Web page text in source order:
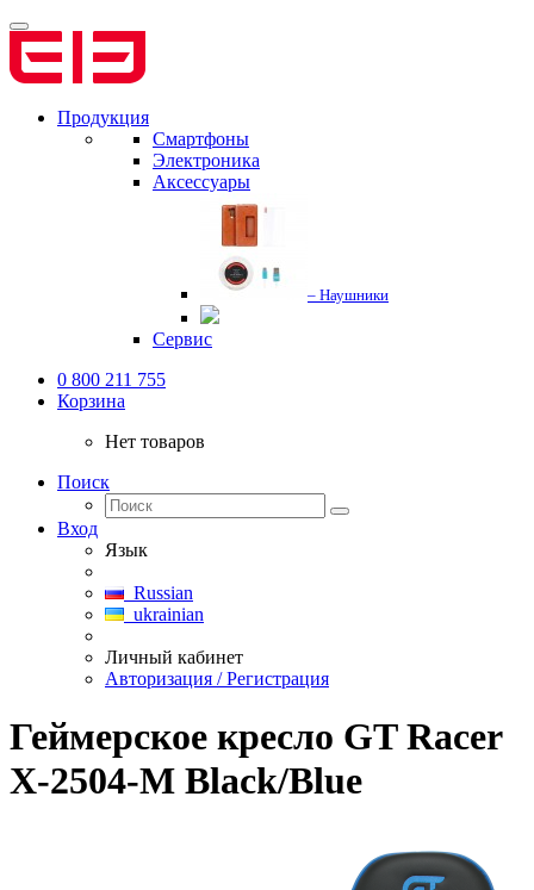
Продукция
Смартфоны
Электроника
Аксессуары
– Наушники
Сервис
0 800 211 755
Корзина
Нет товаров
Поиск
Вход
Язык
Russian
ukrainian
Личный кабинет
Авторизация / Регистрация
Геймерское кресло GT Racer
X-2504-M Black/Blue